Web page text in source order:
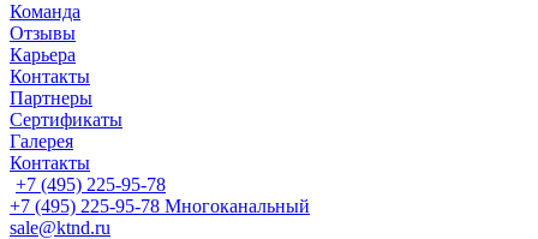
Команда
Отзывы
Карьера
Контакты
Партнеры
Сертификаты
Галерея
Контакты
+7 (495) 225-95-78
+7 (495) 225-95-78 Многоканальный
sale@ktnd.ru